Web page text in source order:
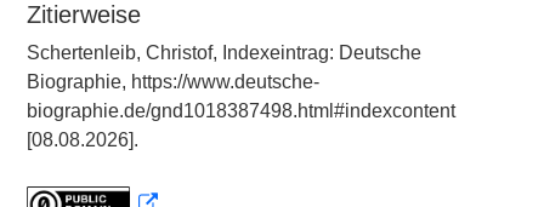
Zitierweise
Schertenleib, Christof, Indexeintrag: Deutsche
Biographie, https://www.deutsche-
biographie.de/gnd1018387498.html#indexcontent
[08.08.2026].